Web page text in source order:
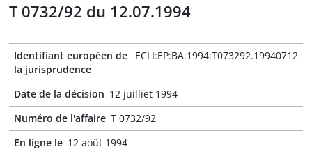
T 0732/92 du 12.07.1994
Identifiant européen de
la jurisprudence
ECLI:EP:BA:1994:T073292.19940712
Date de la décision 12 juilliet 1994
Numéro de l'affaire T 0732/92
En ligne le 12 août 1994